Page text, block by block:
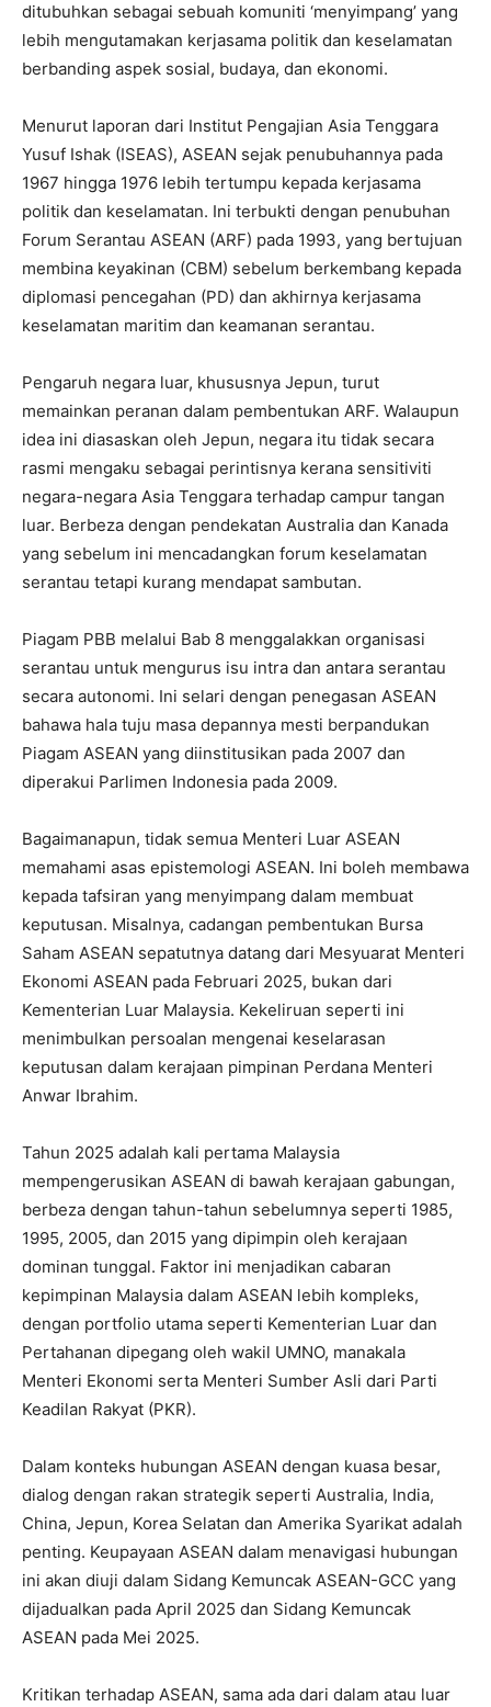
ditubuhkan sebagai sebuah komuniti ‘menyimpang’ yang
lebih mengutamakan kerjasama politik dan keselamatan
berbanding aspek sosial, budaya, dan ekonomi.
Menurut laporan dari Institut Pengajian Asia Tenggara
Yusuf Ishak (ISEAS), ASEAN sejak penubuhannya pada
1967 hingga 1976 lebih tertumpu kepada kerjasama
politik dan keselamatan. Ini terbukti dengan penubuhan
Forum Serantau ASEAN (ARF) pada 1993, yang bertujuan
membina keyakinan (CBM) sebelum berkembang kepada
diplomasi pencegahan (PD) dan akhirnya kerjasama
keselamatan maritim dan keamanan serantau.
Pengaruh negara luar, khususnya Jepun, turut
memainkan peranan dalam pembentukan ARF. Walaupun
idea ini diasaskan oleh Jepun, negara itu tidak secara
rasmi mengaku sebagai perintisnya kerana sensitiviti
negara-negara Asia Tenggara terhadap campur tangan
luar. Berbeza dengan pendekatan Australia dan Kanada
yang sebelum ini mencadangkan forum keselamatan
serantau tetapi kurang mendapat sambutan.
Piagam PBB melalui Bab 8 menggalakkan organisasi
serantau untuk mengurus isu intra dan antara serantau
secara autonomi. Ini selari dengan penegasan ASEAN
bahawa hala tuju masa depannya mesti berpandukan
Piagam ASEAN yang diinstitusikan pada 2007 dan
diperakui Parlimen Indonesia pada 2009.
Bagaimanapun, tidak semua Menteri Luar ASEAN
memahami asas epistemologi ASEAN. Ini boleh membawa
kepada tafsiran yang menyimpang dalam membuat
keputusan. Misalnya, cadangan pembentukan Bursa
Saham ASEAN sepatutnya datang dari Mesyuarat Menteri
Ekonomi ASEAN pada Februari 2025, bukan dari
Kementerian Luar Malaysia. Kekeliruan seperti ini
menimbulkan persoalan mengenai keselarasan
keputusan dalam kerajaan pimpinan Perdana Menteri
Anwar Ibrahim.
Tahun 2025 adalah kali pertama Malaysia
mempengerusikan ASEAN di bawah kerajaan gabungan,
berbeza dengan tahun-tahun sebelumnya seperti 1985,
1995, 2005, dan 2015 yang dipimpin oleh kerajaan
dominan tunggal. Faktor ini menjadikan cabaran
kepimpinan Malaysia dalam ASEAN lebih kompleks,
dengan portfolio utama seperti Kementerian Luar dan
Pertahanan dipegang oleh wakil UMNO, manakala
Menteri Ekonomi serta Menteri Sumber Asli dari Parti
Keadilan Rakyat (PKR).
Dalam konteks hubungan ASEAN dengan kuasa besar,
dialog dengan rakan strategik seperti Australia, India,
China, Jepun, Korea Selatan dan Amerika Syarikat adalah
penting. Keupayaan ASEAN dalam menavigasi hubungan
ini akan diuji dalam Sidang Kemuncak ASEAN-GCC yang
dijadualkan pada April 2025 dan Sidang Kemuncak
ASEAN pada Mei 2025.
Kritikan terhadap ASEAN, sama ada dari dalam atau luar